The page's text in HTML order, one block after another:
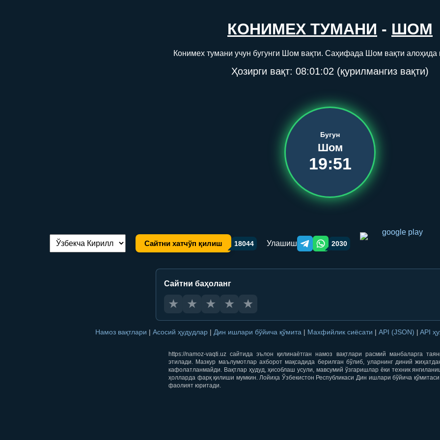
КОНИМЕХ ТУМАНИ - ШОМ
Конимех тумани учун бугунги Шом вақти. Саҳифада Шом вақти алоҳида
Ҳозирги вақт: 08:01:02 (қурилмангиз вақти)
Бугун
Шом
19:51
Тилни алмаштириш: Сайтни хатчўп қилиш 18044 Улашиш Telegram orqali ulashish
WhatsApp orqali ulashish
2030
Сайтни баҳоланг
★ ★ ★ ★ ★
Намоз вақтлари | Асосий ҳудудлар | Дин ишлари бўйича қўмита | Махфийлик сиёсати | API (JSON) | API
https://namoz-vaqti.uz сайтида эълон қилинаётган намоз вақтлари расмий манбаларга
этилади. Мазкур маълумотлар ахборот мақсадида берилган бўлиб, уларнинг диний
кафолатланмайди. Вақтлар ҳудуд, ҳисоблаш усули, мавсумий ўзгаришлар ёки техник
ҳолларда фарқ қилиши мумкин. Лойиҳа Ўзбекистон Республикаси Дин ишлари бўйича
фаолият юритади.